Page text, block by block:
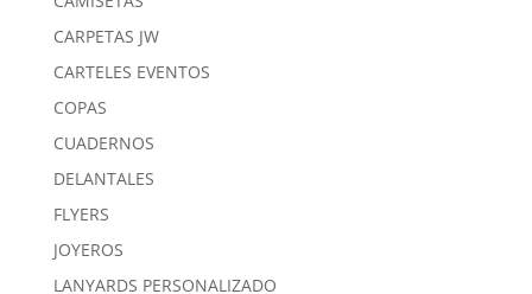
CARPETAS JW
CARTELES EVENTOS
COPAS
CUADERNOS
DELANTALES
FLYERS
JOYEROS
LANYARDS PERSONALIZADO